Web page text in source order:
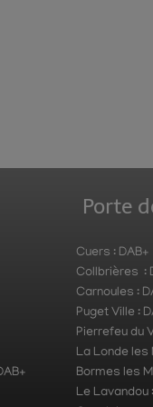
Porte
Cuers : DAB+
Collbrières :
Carnoules :
Puget Ville :
Pierrefeu du
La Londe les
Bormes les
Le Lavandou